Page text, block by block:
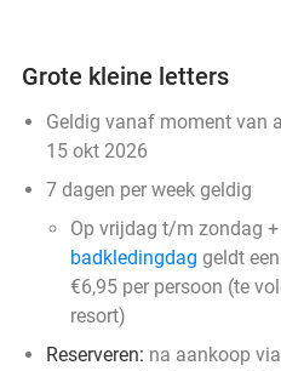
Grote kleine letters
Geldig vanaf moment van
15 okt 2026
7 dagen per week geldig
Op vrijdag t/m zondag +
badkledingdag geldt
€6,95 per persoon (te
resort)
Reserveren: na aankoop